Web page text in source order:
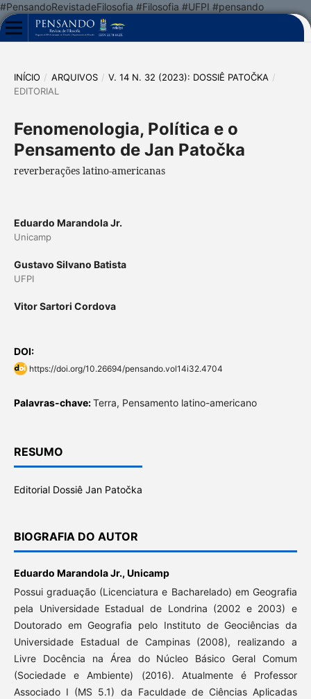
#PensandoRevistadeFilosofia #Filosofia #UFPI #pensando
INÍCIO / ARQUIVOS / V. 14 N. 32 (2023): DOSSIÊ PATOČKA /
EDITORIAL
Fenomenologia, Política e o
Pensamento de Jan Patočka
reverberações latino-americanas
Eduardo Marandola Jr.
Unicamp
Gustavo Silvano Batista
UFPI
Vitor Sartori Cordova
DOI:
https://doi.org/10.26694/pensando.vol14i32.4704
Palavras-chave:Terra, Pensamento latino-americano
RESUMO
Editorial Dossiê Jan Patočka
BIOGRAFIA DO AUTOR
Eduardo Marandola Jr., Unicamp
Possui graduação (Licenciatura e Bacharelado) em Geografia
pela Universidade Estadual de Londrina (2002 e 2003) e
Doutorado em Geografia pelo Instituto de Geociências da
Universidade Estadual de Campinas (2008), realizando a
Livre Docência na Área do Núcleo Básico Geral Comum
(Sociedade e Ambiente) (2016). Atualmente é Professor
Associado I (MS 5.1) da Faculdade de Ciências Aplicadas